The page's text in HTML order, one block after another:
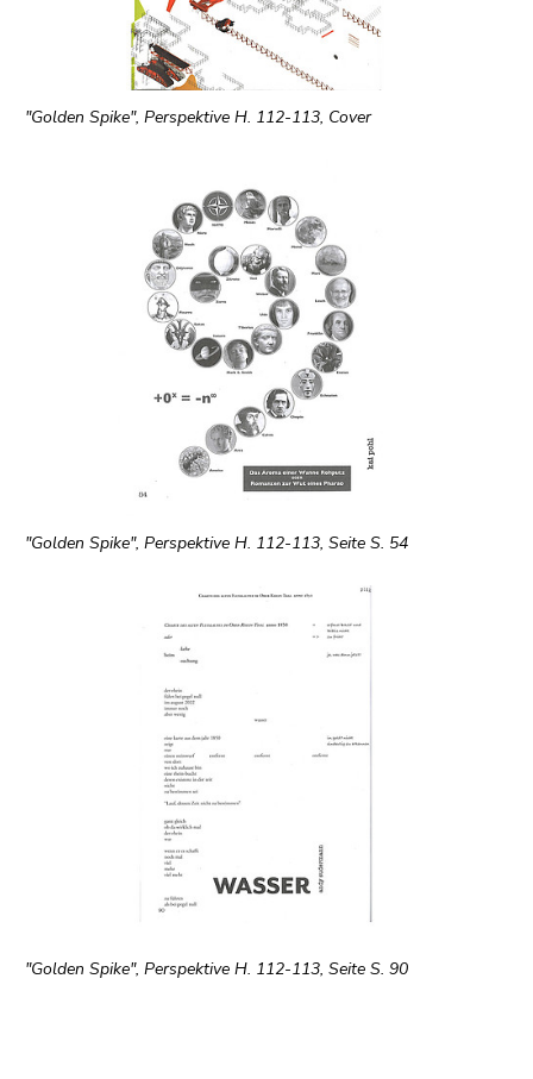
"Golden Spike", Perspektive H. 112-113, Cover
"Golden Spike", Perspektive H. 112-113, Seite S. 54
"Golden Spike", Perspektive H. 112-113, Seite S. 90